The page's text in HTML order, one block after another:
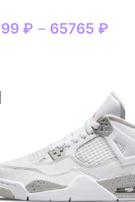
₽ – 65765 ₽